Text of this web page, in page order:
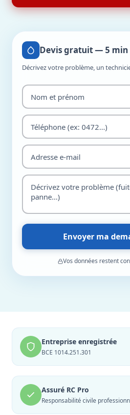
Devis gratuit — 5 min
Décrivez votre problème, un
Envoyer ma
Vos données restent
Entreprise enregistrée
BCE 1014.251.301
Assuré RC Pro
Responsabilité civile